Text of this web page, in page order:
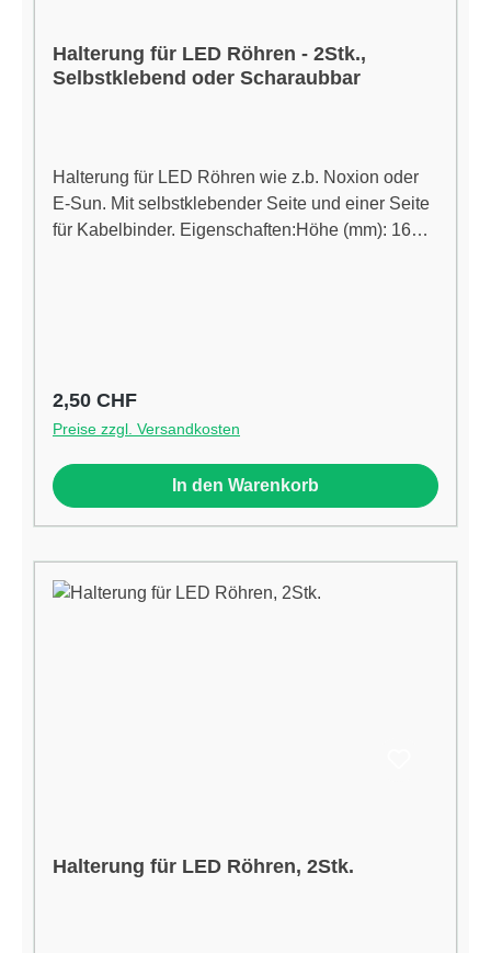
Dimmwert entspricht einem frei festlegbaren
Maximalwert, unabhängig von der maximalen
Lieferumfang) Kompakte Maße: 14,5 × 8 × 3 cm (L
× B × H) Lieferumfang 1× Fortis BYD Master
Controller LED Gen 2 1× Externer Temperatur-
Halterung für LED Röhren - 2Stk.,
Selbstklebend oder Scharaubbar
Halterung für LED Röhren wie z.b. Noxion oder
E-Sun. Mit selbstklebender Seite und einer Seite
für Kabelbinder. Eigenschaften:Höhe (mm): 16
Regulärer Preis:
2,50 CHF
Preise zzgl. Versandkosten
In den Warenkorb
Halterung für LED Röhren, 2Stk.